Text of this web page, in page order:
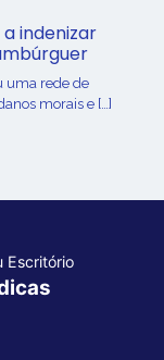
indenizar
uma rede de
morais e […]
Escritório